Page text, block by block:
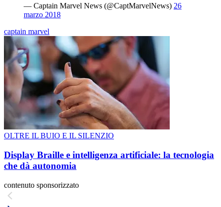
— Captain Marvel News (@CaptMarvelNews) 26
marzo 2018
captain marvel
OLTRE IL BUIO E IL SILENZIO
Display Braille e intelligenza artificiale: la tecnologia
che dà autonomia
contenuto sponsorizzato